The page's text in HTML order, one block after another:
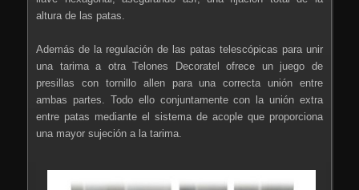
altura de las patas.
Además de la regulación de las patas telescópicas para unir
una tarima a otra Telones Decoratel ofrece un juego de
presillas con tornillo allen para una correcta unión entre
ambas partes. Todo ello conjuntamente con la unión extra
entre patas mediante el sistema de acople que proporciona
una mayor sujeción a la tarima.